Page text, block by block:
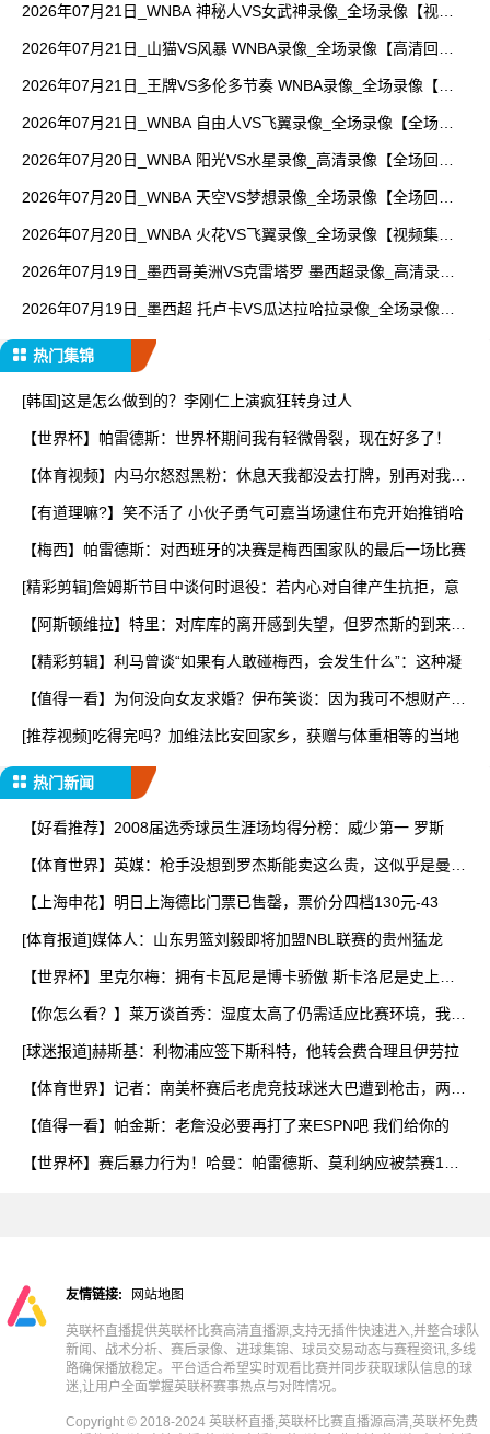
2026年07月21日_WNBA 神秘人VS女武神录像_全场录像【视频
2026年07月21日_山猫VS风暴 WNBA录像_全场录像【高清回
2026年07月21日_王牌VS多伦多节奏 WNBA录像_全场录像【全
2026年07月21日_WNBA 自由人VS飞翼录像_全场录像【全场回
2026年07月20日_WNBA 阳光VS水星录像_高清录像【全场回
2026年07月20日_WNBA 天空VS梦想录像_全场录像【全场回
2026年07月20日_WNBA 火花VS飞翼录像_全场录像【视频集
2026年07月19日_墨西哥美洲VS克雷塔罗 墨西超录像_高清录像
2026年07月19日_墨西超 托卢卡VS瓜达拉哈拉录像_全场录像
热门集锦
[韩国]这是怎么做到的？李刚仁上演疯狂转身过人
【世界杯】帕雷德斯：世界杯期间我有轻微骨裂，现在好多了！
【体育视频】内马尔怒怼黑粉：休息天我都没去打牌，别再对我指
【有道理嘛?】笑不活了 小伙子勇气可嘉当场逮住布克开始推销哈
【梅西】帕雷德斯：对西班牙的决赛是梅西国家队的最后一场比赛
[精彩剪辑]詹姆斯节目中谈何时退役：若内心对自律产生抗拒，意
【阿斯顿维拉】特里：对库库的离开感到失望，但罗杰斯的到来又
【精彩剪辑】利马曾谈“如果有人敢碰梅西，会发生什么”：这种凝
【值得一看】为何没向女友求婚？伊布笑谈：因为我可不想财产被
[推荐视频]吃得完吗？加维法比安回家乡，获赠与体重相等的当地
热门新闻
【好看推荐】2008届选秀球员生涯场均得分榜：威少第一 罗斯
【体育世界】英媒：枪手没想到罗杰斯能卖这么贵，这似乎是曼城
【上海申花】明日上海德比门票已售罄，票价分四档130元-43
[体育报道]媒体人：山东男篮刘毅即将加盟NBL联赛的贵州猛龙
【世界杯】里克尔梅：拥有卡瓦尼是博卡骄傲 斯卡洛尼是史上最
【你怎么看？】莱万谈首秀：湿度太高了仍需适应比赛环境，我还
[球迷报道]赫斯基：利物浦应签下斯科特，他转会费合理且伊劳拉
【体育世界】记者：南美杯赛后老虎竞技球迷大巴遭到枪击，两人
【值得一看】帕金斯：老詹没必要再打了来ESPN吧 我们给你的
【世界杯】赛后暴力行为！哈曼：帕雷德斯、莫利纳应被禁赛1
友情链接: 网站地图
英联杯直播提供英联杯比赛高清直播源,支持无插件快速进入,并整合球队
新闻、战术分析、赛后录像、进球集锦、球员交易动态与赛程资讯,多线
路确保播放稳定。平台适合希望实时观看比赛并同步获取球队信息的球
迷,让用户全面掌握英联杯赛事热点与对阵情况。
Copyright © 2018-2024 英联杯直播,英联杯比赛直播源高清,英联杯免费